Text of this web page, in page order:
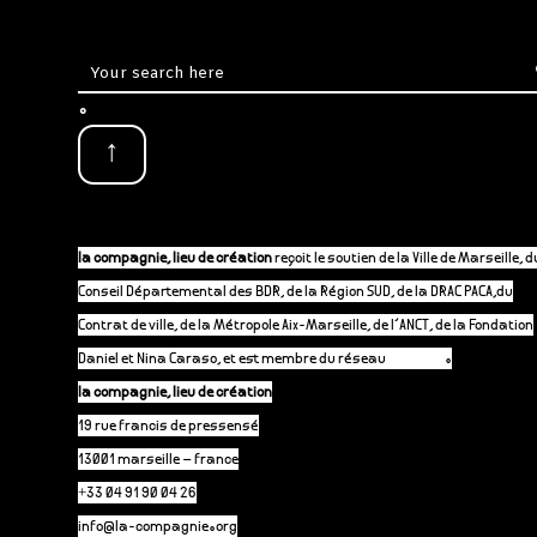
.
↑
la compagnie, lieu de créationreçoit le soutien de la Ville de Marseille,
Conseil Départemental des BDR, de la Région SUD, de la DRAC PACA,du
Contrat de ville, de la Métropole Aix-Marseille, de l’ANCT, de la Fondation
Daniel et Nina Caraso, et est membre du réseau .
la compagnie, lieu de création
19 rue francis de pressensé
13001 marseille – france
+33 04 91 90 04 26
info@la-compagnie.org